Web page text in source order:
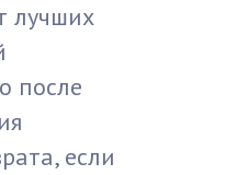
лучших
после
если